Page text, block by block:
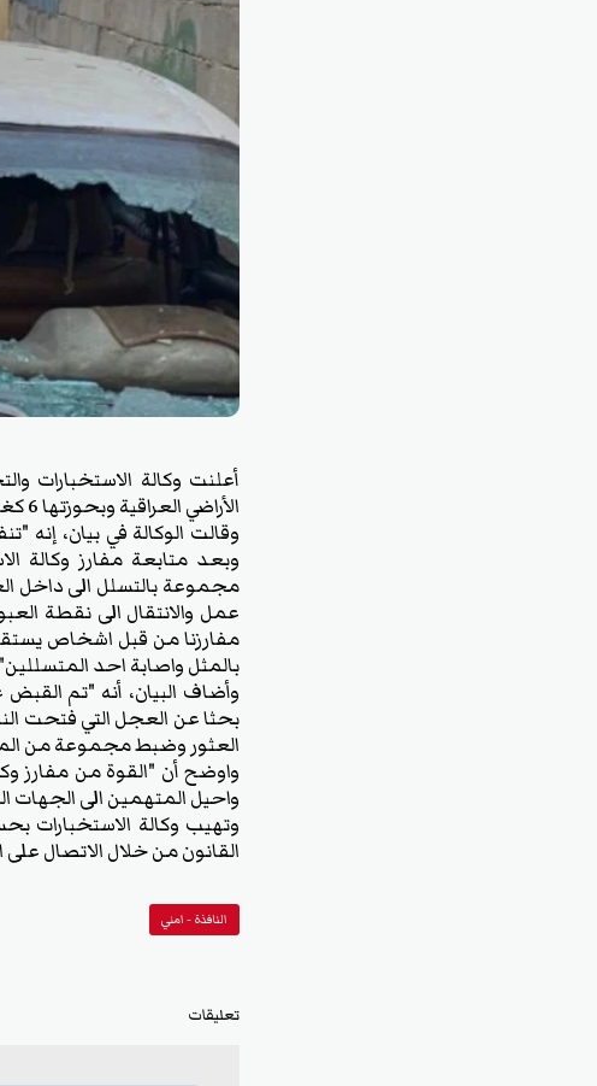
أعلنت وكالة الاستخبارات
الأراضي العراقية وبحوزتها 6 كغم من مادة الكريستال في حدود محافظة البصرة.
وقالت الوكالة في بيان، إنه
وبعد متابعة مفارز وكالة
مجموعة بالتسلل الى داخل
عمل والانتقال الى نقطة
مفارزنا من قبل اشخاص
بالمثل واصابة احد
وأضاف البيان، أنه "تم
بحثا عن العجل التي فتحت
العثور وضبط مجموعة من المواد
واوضح أن "القوة من مفارز
واحيل المتهمين الى الجهات
وتهيب وكالة الاستخبارات
القانون من خلال الاتصال على
النافذة - امني
تعليقات